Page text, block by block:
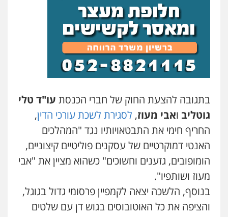
בתגובה להצעת החוק של חברי הכנסת עו"ד טלי
גוטליב ואבי מעוז, לסגירת לשכת עורכי הדין,
החריף חימי את התבטאויותיו נגד "המהלכים
האנטי דמוקרטיים של עסקנים פוליטיים קיצוניים,
הומופובים, גזענים וחשוכים" כשהוא מציין את "אבי
מעוז ושותפיו".
בנוסף, הלשכה יצאה לקמפיין פרסומי גדול בגוגל,
והציפה את כל האוטובוסים בגוש דן עם שלטים